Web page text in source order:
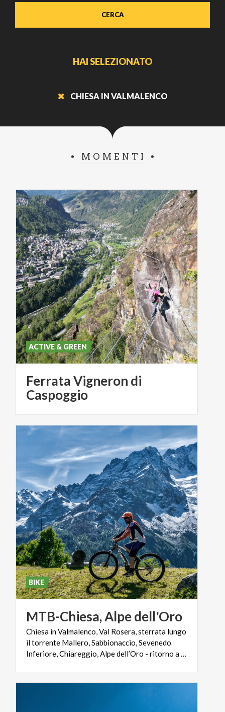
CERCA
HAI SELEZIONATO
CHIESA IN VALMALENCO
MOMENTI
Ferrata Vigneron di
Caspoggio
ACTIVE & GREEN
MTB-Chiesa,Alpedell'Oro
Chiesa in Valmalenco, Val Rosera, sterrata lungo
il torrente Mallero, Sabbionaccio, Sevenedo
BIKE